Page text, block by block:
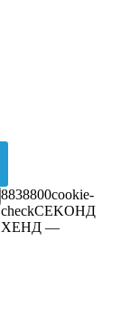
8838800cookie-
checkCEKOHД
XEHД —